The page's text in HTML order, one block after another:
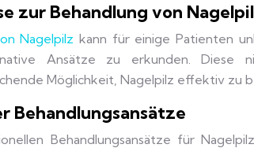
zur Behandlung von
Nagelpilz kann für einige Patienten
Ansätze zu erkunden. Diese
Möglichkeit, Nagelpilz effektiv zu
Behandlungsansätze
Behandlungsansätze für